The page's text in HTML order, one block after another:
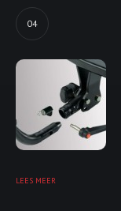
04
LEES MEER